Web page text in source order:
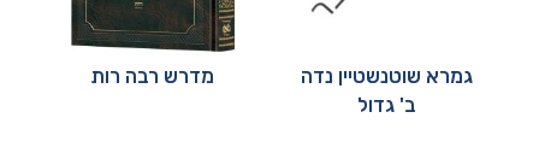
גמרא שוטנשטיין נדה
ב' גדול
מדרש רבה רות